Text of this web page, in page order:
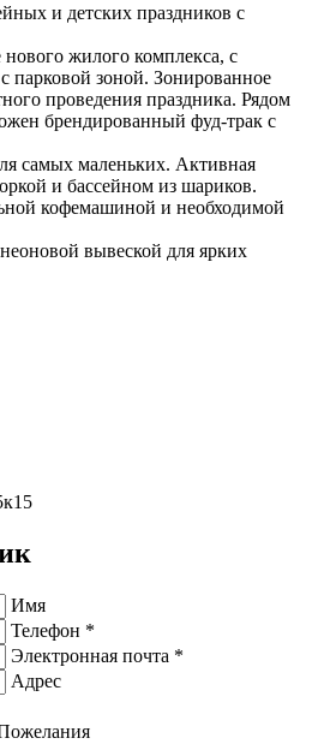
и детских праздников c
жилого комплекса, с
парковой зоной. Зонированное
проведения праздника. Рядом
брендированный фуд-трак с
самых маленьких. Активная
и бассейном из шариков.
кофемашиной и необходимой
вывеской для ярких
Имя
Телефон *
Электронная почта *
Адрес